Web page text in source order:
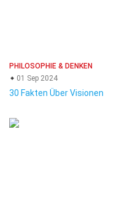
PHILOSOPHIE & DENKEN
01 Sep 2024
30 Fakten Über Visionen